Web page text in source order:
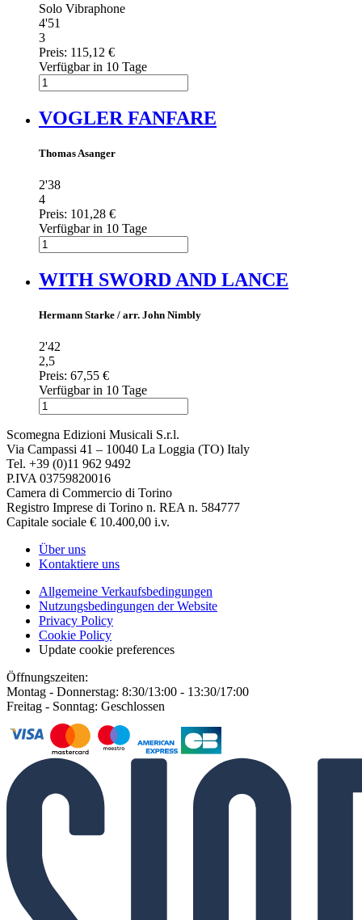
Solo Vibraphone
4'51
3
Preis: 115,12 €
Verfügbar in 10 Tage
VOGLER FANFARE
Thomas Asanger
2'38
4
Preis: 101,28 €
Verfügbar in 10 Tage
WITH SWORD AND LANCE
Hermann Starke / arr. John Nimbly
2'42
2,5
Preis: 67,55 €
Verfügbar in 10 Tage
Scomegna Edizioni Musicali S.r.l.
Via Campassi 41 – 10040 La Loggia (TO) Italy
Tel. +39 (0)11 962 9492
P.IVA 03759820016
Camera di Commercio di Torino
Registro Imprese di Torino n. REA n. 584777
Capitale sociale € 10.400,00 i.v.
Über uns
Kontaktiere uns
Allgemeine Verkaufsbedingungen
Nutzungsbedingungen der Website
Privacy Policy
Cookie Policy
Update cookie preferences
Öffnungszeiten:
Montag - Donnerstag: 8:30/13:00 - 13:30/17:00
Freitag - Sonntag: Geschlossen